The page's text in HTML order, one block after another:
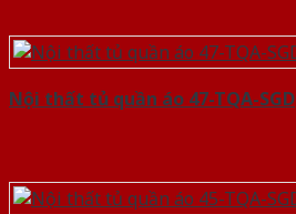
Nội thất tủ quần áo 47-TQA-SGD